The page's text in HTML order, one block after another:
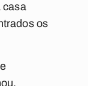
casa
os